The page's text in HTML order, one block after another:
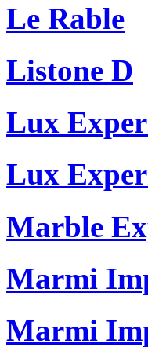
Le Rable
Listone D
Lux
Lux
Marble
Marmi
Marmi